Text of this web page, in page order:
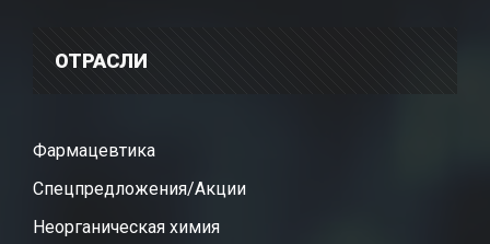
ОТРАСЛИ
Фармацевтика
Спецпредложения/Акции
Неорганическая химия